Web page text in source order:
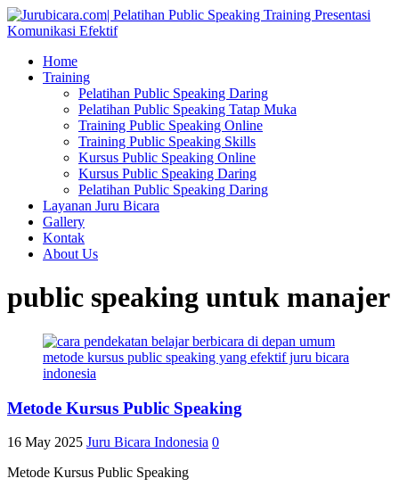
Home
Training
Pelatihan Public Speaking Daring
Pelatihan Public Speaking Tatap Muka
Training Public Speaking Online
Training Public Speaking Skills
Kursus Public Speaking Online
Kursus Public Speaking Daring
Pelatihan Public Speaking Daring
Layanan Juru Bicara
Gallery
Kontak
About Us
public speaking untuk manajer
Metode Kursus Public Speaking
16 May 2025 Juru Bicara Indonesia 0
Metode Kursus Public Speaking